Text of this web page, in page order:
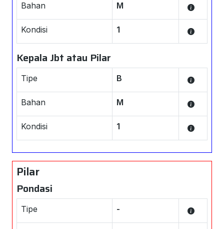
Bahan M
Kondisi 1
Kepala Jbt atau Pilar
Tipe B
Bahan M
Kondisi 1
Pilar
Pondasi
Tipe -